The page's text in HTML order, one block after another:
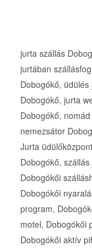
jurta szállás
jurtában
Dobogókő,
Dobogókő, jurta
Dobogókő,
nemezsátor
Jurta
Dobogókő,
Dobogókői
Dobogókői
program,
motel, Dobogókői
Dobogókői aktív